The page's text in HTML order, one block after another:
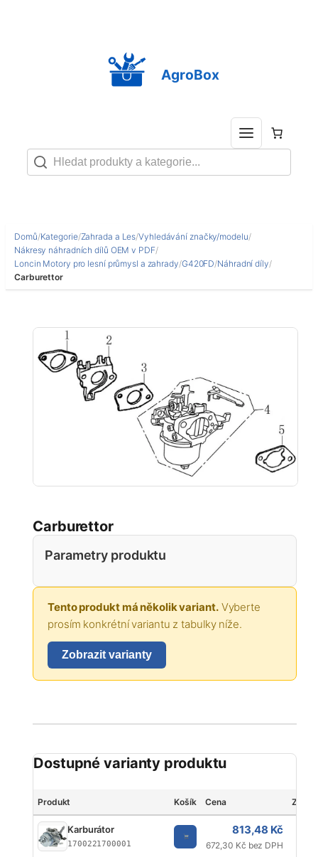
AgroBox
Domů/Kategorie/Zahrada a Les/Vyhledávání značky/modelu/
Nákresy náhradních dílů OEM v PDF/
Loncin Motory pro lesní průmysl a zahrady/G420FD/Náhradní díly/
Carburettor
Carburettor
Parametry produktu
Tento produkt má několik variant.Vyberte
prosím konkrétní variantu z tabulky níže.
Zobrazit varianty
Dostupné varianty produktu
Produkt Košík Cena
Karburátor
1700221700001
813,48 Kč
672,30 Kč bez DPH